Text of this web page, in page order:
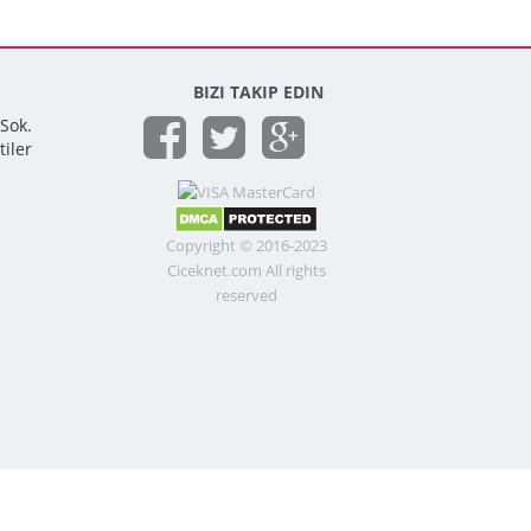
BIZI TAKIP EDIN
Copyright © 2016-2023
Ciceknet.com All rights
reserved